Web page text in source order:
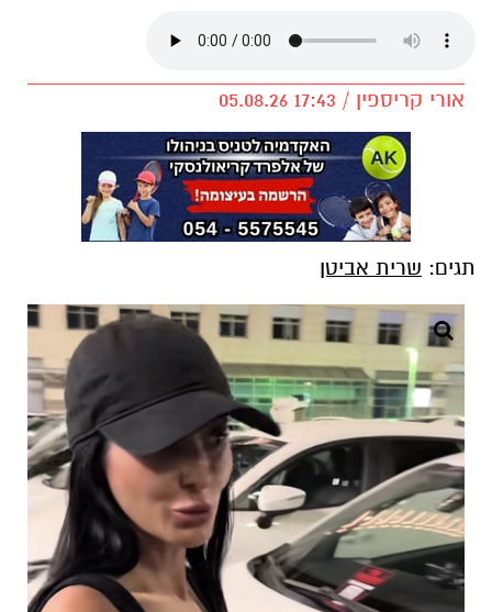
אורי קריספין / 17:43 05.08.26
תגים: שרית אביטן